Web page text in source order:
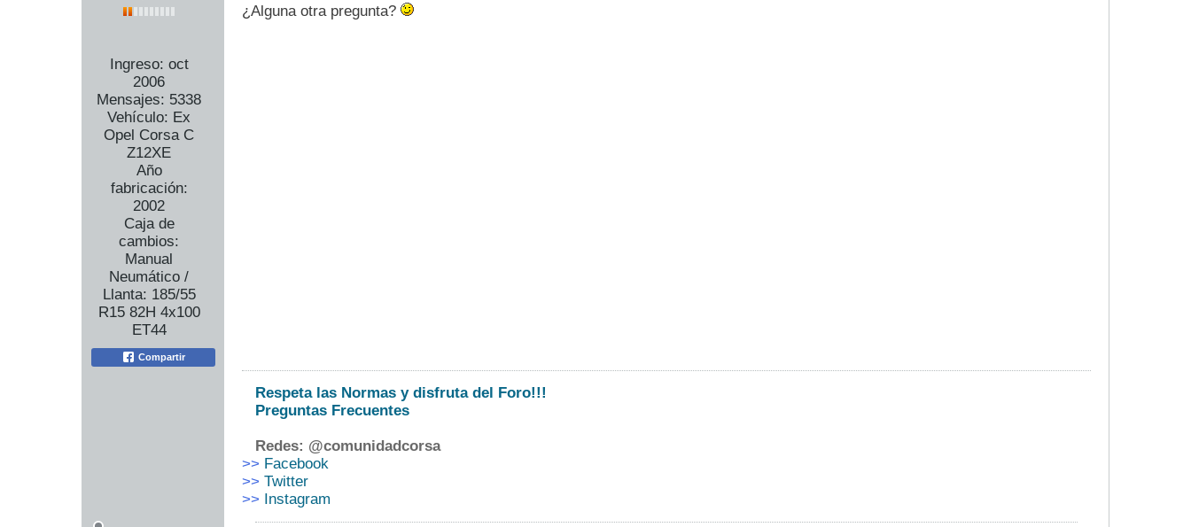
Ingreso: oct
2006
Mensajes: 5338
Vehículo: Ex
Opel Corsa C
Z12XE
Año
fabricación:
2002
Caja de
cambios:
Manual
Neumático /
Llanta: 185/55
R15 82H 4x100
ET44
Compartir
¿Alguna otra pregunta?
Respeta las Normas y disfruta del Foro!!!
Preguntas Frecuentes
Redes: @comunidadcorsa
>> Facebook
>> Twitter
>> Instagram